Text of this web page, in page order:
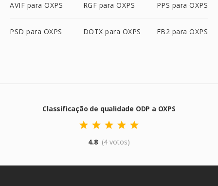
AVIF para OXPS RGF para OXPS PPS para OXPS
PSD para OXPS DOTX para OXPS FB2 para OXPS
Classificação de qualidade ODP a OXPS
4.8 (4 votos)